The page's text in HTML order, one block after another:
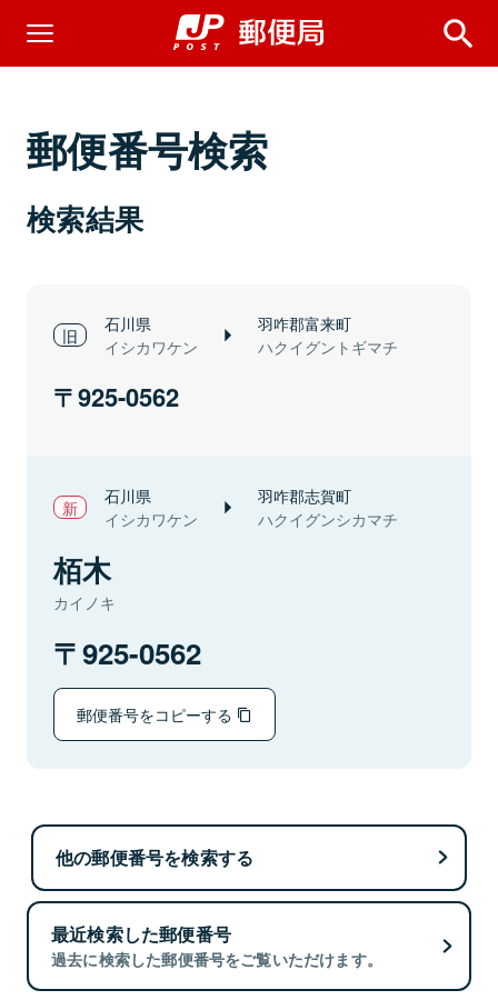
郵便番号検索
検索結果
石川県
イシカワケン
羽咋郡富来町
ハクイグントギマチ
925-0562
石川県
イシカワケン
羽咋郡志賀町
ハクイグンシカマチ
栢木
カイノキ
925-0562
郵便番号をコピーする
他の郵便番号を検索する
最近検索した郵便番号
過去に検索した郵便番号をご覧いただけます。